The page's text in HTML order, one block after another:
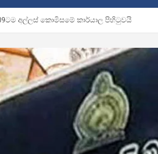
අල්ලස් කොමිසමේ කාර්යාල පිහිටුවයි